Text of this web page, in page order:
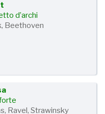
d’archi
Beethoven
Ravel, Strawinsky